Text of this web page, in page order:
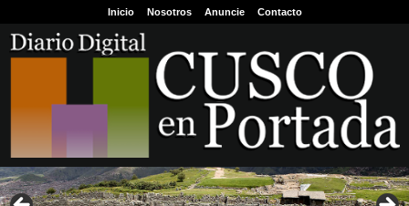
Inicio Nosotros Anuncie Contacto